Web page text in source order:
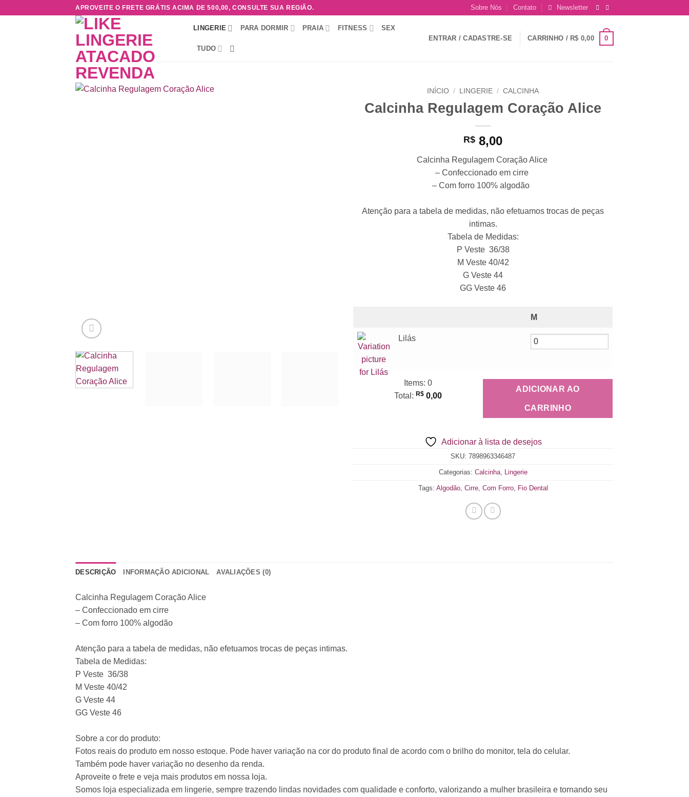
APROVEITE O FRETE GRÁTIS ACIMA DE 500,00, CONSULTE SUA REGIÃO. Sobre Nós Contato Newsletter
LINGERIE PARA DORMIR PRAIA FITNESS SEX
TUDO
ENTRAR / CADASTRE-SE CARRINHO / R$ 0,00 0
INÍCIO / LINGERIE / CALCINHA
Calcinha Regulagem Coração Alice
R$ 8,00
Calcinha Regulagem Coração Alice
– Confeccionado em cirre
– Com forro 100% algodão
Atenção para a tabela de medidas, não efetuamos trocas de peças
intimas.
Tabela de Medidas:
P Veste 36/38
M Veste 40/42
G Veste 44
GG Veste 46
M
Lilás
Items: 0
Total : R$ 0,00
ADICIONAR AO
CARRINHO
Adicionar à lista de desejos
SKU: 7898963346487
Categorias: Calcinha, Lingerie
Tags: Algodão, Cirre, Com Forro, Fio Dental
DESCRIÇÃO INFORMAÇÃO ADICIONAL AVALIAÇÕES (0)
Calcinha Regulagem Coração Alice
– Confeccionado em cirre
– Com forro 100% algodão
Atenção para a tabela de medidas, não efetuamos trocas de peças intimas.
Tabela de Medidas:
P Veste 36/38
M Veste 40/42
G Veste 44
GG Veste 46
Sobre a cor do produto:
Fotos reais do produto em nosso estoque. Pode haver variação na cor do produto final de acordo com o brilho do monitor, tela do celular.
Também pode haver variação no desenho da renda.
Aproveite o frete e veja mais produtos em nossa loja.
Somos loja especializada em lingerie, sempre trazendo lindas novidades com qualidade e conforto, valorizando a mulher brasileira e tornando seu